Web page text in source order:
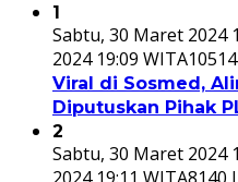
1
Sabtu, 30 Maret 2024
2024 19:09 WITA
Viral di Sosmed,
Diputuskan Pihak
2
Sabtu, 30 Maret 2024